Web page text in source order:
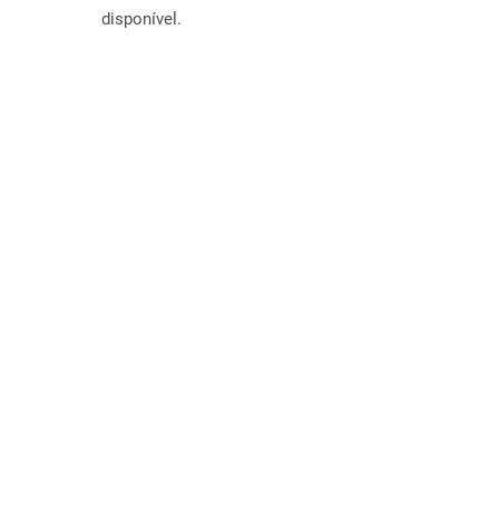
disponível.